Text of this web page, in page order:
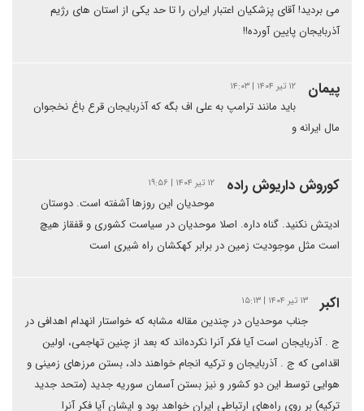
می بردید! آقای پزشکیان اعتبار ایران را تا حد یکی از استان های رژیم
آذربایجان پایین آورده!!
پیمان ۱۲ تیر ۱۴۰۴ | ۱۴:۰۳
باید مانند ترامپ به علی اف بگه که آذربایجان قرع باغ نخجوان
مال ایرانه و
کوروش داریوش راده ۱۲ تیر ۱۴۰۴ | ۱۹:۵۶
موحدیان این روزها آشفته است. دوستان
ادیتش نکنید. گناه داره. اصلا موحدیان در سیاست کشوری و قفقاز هیچ
است مثل موجودیت زمین در برابر کهکشان راه شیری است
اکبر ۱۳ تیر ۱۴۰۴ | ۱۵:۱۳
جناب موحدیان در چندین مقاله مشابه که خواستار انهدام اهدافی در
ج . آذربایجان است آیا فکر آنرا نکرده‌اند که بعد از چنین تهاجمی، اولین
اقدامی که ج . آذربایجان و ترکیه انجام خواهند داد، بستن مرزهای زمینی و
هوایی توسط این دو کشور و نیز بستن آسمان سوریه جدید (متحد جدید
ترکیه) بر روی راه‌های ارتباطی ایران خواهد بود و ایشان آیا فکر آنرا